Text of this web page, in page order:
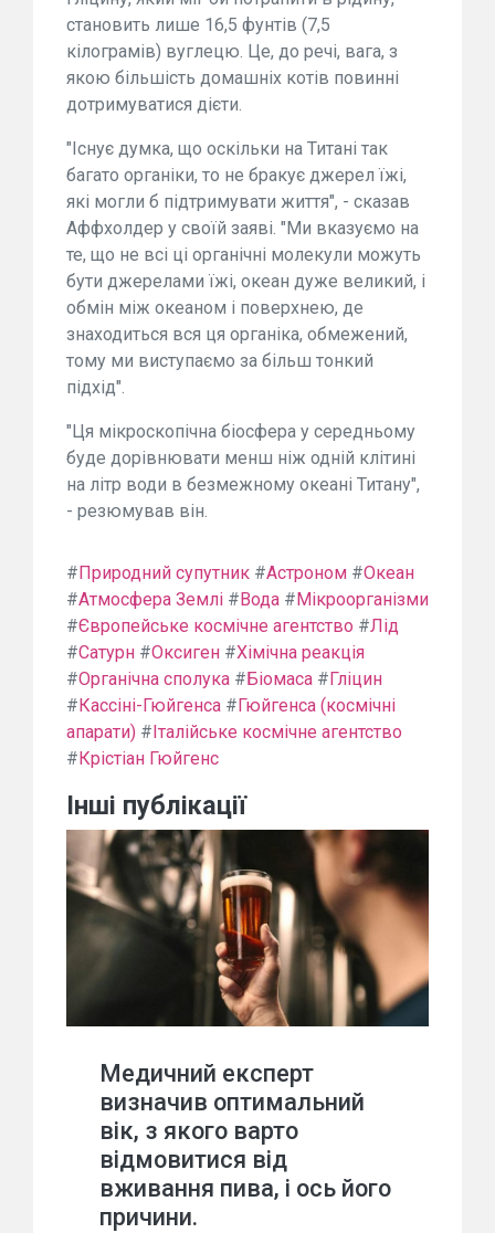
становить лише 16,5 фунтів (7,5
кілограмів) вуглецю. Це, до речі, вага, з
якою більшість домашніх котів повинні
дотримуватися дієти.
"Існує думка, що оскільки на Титані так
багато органіки, то не бракує джерел їжі,
які могли б підтримувати життя", - сказав
Аффхолдер у своїй заяві. "Ми вказуємо на
те, що не всі ці органічні молекули можуть
бути джерелами їжі, океан дуже великий, і
обмін між океаном і поверхнею, де
знаходиться вся ця органіка, обмежений,
тому ми виступаємо за більш тонкий
підхід".
"Ця мікроскопічна біосфера у середньому
буде дорівнювати менш ніж одній клітині
на літр води в безмежному океані Титану",
- резюмував він.
#Природний супутник #Астроном #Океан
#Атмосфера Землі #Вода #Мікроорганізми
#Європейське космічне агентство #Лід
#Сатурн #Оксиген #Хімічна реакція
#Органічна сполука #Біомаса #Гліцин
#Кассіні-Гюйгенса #Гюйгенса (космічні
апарати) #Італійське космічне агентство
#Крістіан Гюйгенс
Інші публікації
Медичний експерт
визначив оптимальний
вік, з якого варто
відмовитися від
вживання пива, і ось його
причини.